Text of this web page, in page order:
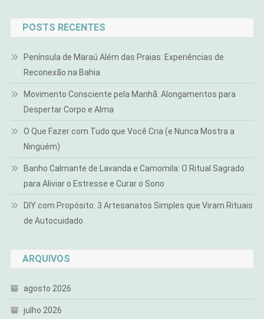
POSTS RECENTES
Península de Maraú Além das Praias: Experiências de
Reconexão na Bahia
Movimento Consciente pela Manhã: Alongamentos para
Despertar Corpo e Alma
O Que Fazer com Tudo que Você Cria (e Nunca Mostra a
Ninguém)
Banho Calmante de Lavanda e Camomila: O Ritual Sagrado
para Aliviar o Estresse e Curar o Sono
DIY com Propósito: 3 Artesanatos Simples que Viram Rituais
de Autocuidado
ARQUIVOS
agosto 2026
julho 2026